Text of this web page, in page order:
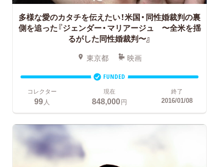
多様な愛のカタチを伝えたい！米国・同性婚裁判の裏
側を追った『ジェンダー・マリアージュ 〜全米を揺
るがした同性婚裁判〜』
東京都 映画
FUNDED
コレクター
99 人
現在
848,000円
終了
2016/01/08